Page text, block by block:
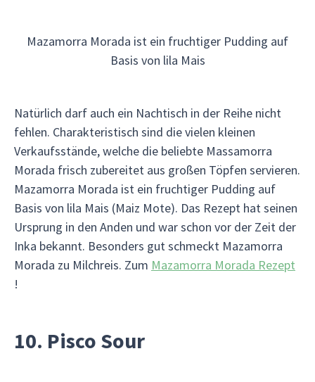
Mazamorra Morada ist ein fruchtiger Pudding auf
Basis von lila Mais
Natürlich darf auch ein Nachtisch in der Reihe nicht
fehlen. Charakteristisch sind die vielen kleinen
Verkaufsstände, welche die beliebte Massamorra
Morada frisch zubereitet aus großen Töpfen servieren.
Mazamorra Morada ist ein fruchtiger Pudding auf
Basis von lila Mais (Maiz Mote). Das Rezept hat seinen
Ursprung in den Anden und war schon vor der Zeit der
Inka bekannt. Besonders gut schmeckt Mazamorra
Morada zu Milchreis. Zum Mazamorra Morada Rezept
!
10. Pisco Sour